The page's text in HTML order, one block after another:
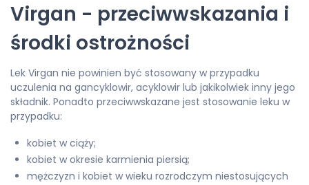
Virgan - przeciwwskazania i
środki ostrożności
Lek Virgan nie powinien być stosowany w przypadku
uczulenia na gancyklowir, acyklowir lub jakikolwiek inny jego
składnik. Ponadto przeciwwskazane jest stosowanie leku w
przypadku:
kobiet w ciąży;
kobiet w okresie karmienia piersią;
mężczyzn i kobiet w wieku rozrodczym niestosujących